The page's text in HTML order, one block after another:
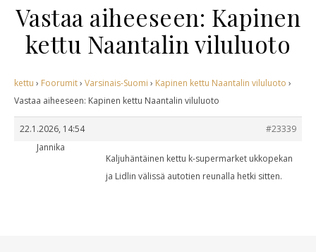
Vastaa aiheeseen: Kapinen
kettu Naantalin viluluoto
kettu › Foorumit› Varsinais-Suomi › Kapinen kettu Naantalin viluluoto ›
Vastaa aiheeseen: Kapinen kettu Naantalin viluluoto
22.1.2026, 14:54
#23339
Jannika
Kaljuhäntäinen kettu k-supermarket ukkopekan
ja Lidlin välissä autotien reunalla hetki sitten.